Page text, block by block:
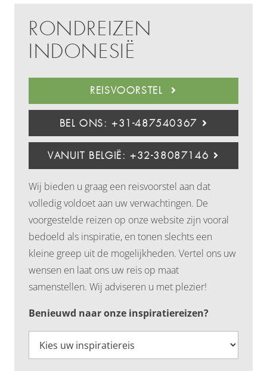
RONDREIZEN
INDONESIË
REISVOORSTEL
BEL ONS: +31-487540367
VANUIT BELGIË: +32-38087146
Wij bieden u graag een reisvoorstel aan dat
volledig voldoet aan uw verwachtingen. De
voorgestelde reizen op onze website zijn vooral
bedoeld als inspiratie, en tonen slechts een
kleine greep uit de mogelijkheden. Vertel ons uw
wensen en laat ons uw reis op maat
samenstellen. Wij adviseren u met plezier!
Benieuwd naar onze inspiratiereizen?